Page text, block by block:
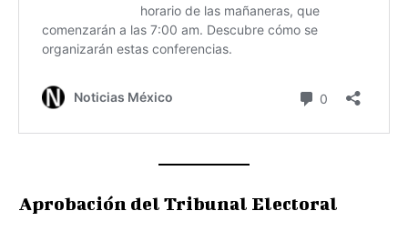
Aprobación del Tribunal Electoral